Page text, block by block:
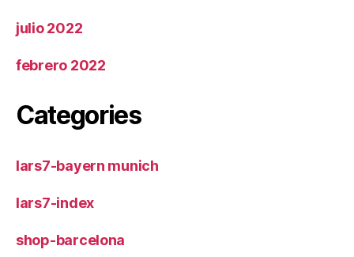
julio 2022
febrero 2022
Categories
lars7-bayern munich
lars7-index
shop-barcelona